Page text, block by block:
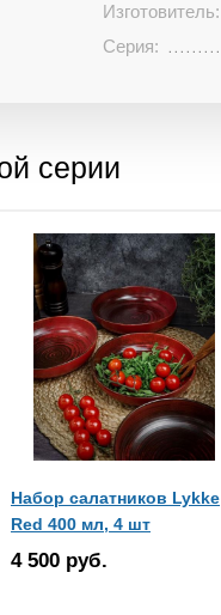
Изготовитель:
Серия:
серии
Набор салатников Lykke
Red 400 мл, 4 шт
4 500 руб.